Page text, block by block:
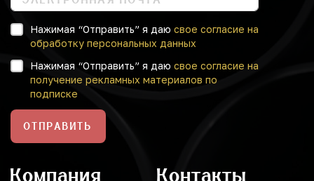
Нажимая “Отправить” я даю свое согласие на
обработку персональных данных
Нажимая “Отправить” я даю свое согласие на
получение рекламных материалов по
подписке
ОТПРАВИТЬ
Компания Контакты